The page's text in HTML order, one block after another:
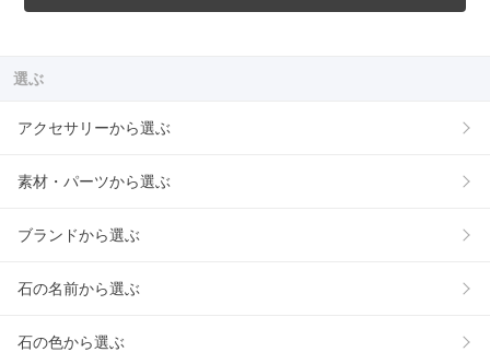
選ぶ
アクセサリーから選ぶ
素材・パーツから選ぶ
ブランドから選ぶ
石の名前から選ぶ
石の色から選ぶ